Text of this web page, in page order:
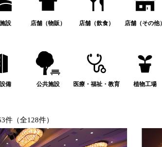
設 店舗（物販） 店舗（飲食） 店舗（その他）
備 公共施設 医療・福祉・教育 植物工場
件（全128件）